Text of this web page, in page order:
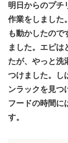
明日からのプチ
作業をしました
も動かしたので
ました。エピは
たが、やっと洗
つけました。し
ンラックを見つ
フードの時間に
す。